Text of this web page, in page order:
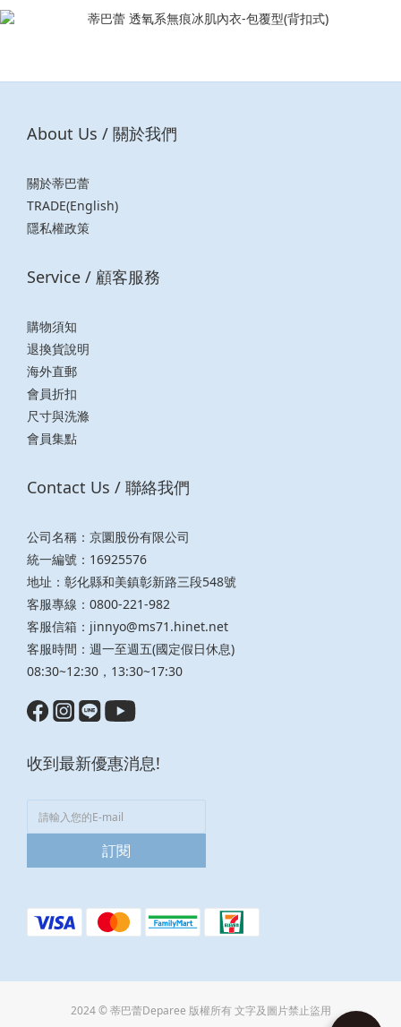
About Us / 關於我們
關於蒂巴蕾
TRADE(English)
隱私權政策
Service / 顧客服務
購物須知
退換貨說明
海外直郵
會員折扣
尺寸與洗滌
會員集點
Contact Us / 聯絡我們
公司名稱：京圜股份有限公司
統一編號：16925576
地址：彰化縣和美鎮彰新路三段548號
客服專線：0800-221-982
客服信箱： jinnyo@ms71.hinet.net
客服時間：週一至週五(國定假日休息)
08:30~12:30，13:30~17:30
收到最新優惠消息!
訂閱
2024 © 蒂巴蕾Deparee 版權所有 文字及圖片禁止盜用